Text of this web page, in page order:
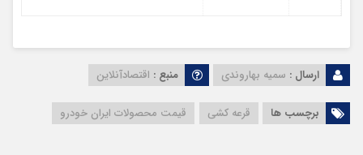
ارسال : سمیه بهاروندی منبع : اقتصادآنلاین
برچسب ها قرعه کشی قیمت محصولات ایران خودرو